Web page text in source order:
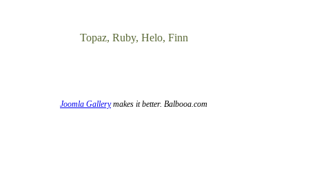
Topaz, Ruby, Helo, Finn
Joomla Gallerymakes it better. Balbooa.com